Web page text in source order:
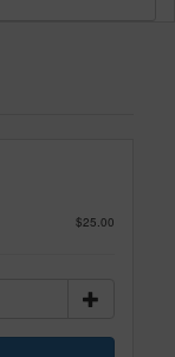
$25.00